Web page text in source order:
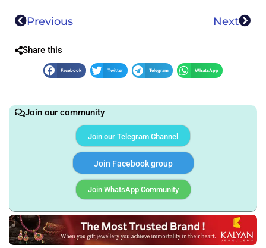
Previous Next
Share this
Facebook Twitter Telegram WhatsApp
Join our community
Join our Telegram Channel
Join Facebook group
Join WhatsApp Community